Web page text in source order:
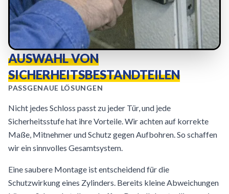
AUSWAHL VON
SICHERHEITSBESTANDTEILEN
PASSGENAUE LÖSUNGEN
Nicht jedes Schloss passt zu jeder Tür, und jede
Sicherheitsstufe hat ihre Vorteile. Wir achten auf korrekte
Maße, Mitnehmer und Schutz gegen Aufbohren. So schaffen
wir ein sinnvolles Gesamtsystem.
Eine saubere Montage ist entscheidend für die
Schutzwirkung eines Zylinders. Bereits kleine Abweichungen